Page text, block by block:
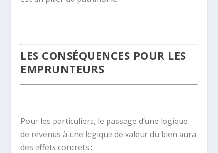
LES CONSÉQUENCES POUR LES
EMPRUNTEURS
Pour les particuliers, le passage d’une logique
de revenus à une logique de valeur du bien aura
des effets concrets :